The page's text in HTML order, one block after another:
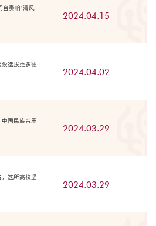
台奏响“清风
2024.04.15
设选拔更多德
2024.04.02
中国民族音乐
2024.03.29
，这所高校坚
2024.03.29